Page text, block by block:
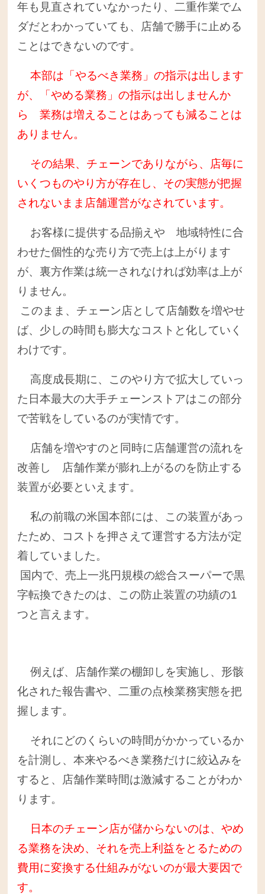
年も見直されていなかったり、二重作業でム
ダだとわかっていても、店舗で勝手に止める
ことはできないのです。
本部は「やるべき業務」の指示は出します
が、「やめる業務」の指示は出しませんか
ら 業務は増えることはあっても減ることは
ありません。
その結果、チェーンでありながら、店毎に
いくつものやり方が存在し、その実態が把握
されないまま店舗運営がなされています。
お客様に提供する品揃えや 地域特性に合
わせた個性的な売り方で売上は上がります
が、裏方作業は統一されなければ効率は上が
りません。
このまま、チェーン店として店舗数を増やせ
ば、少しの時間も膨大なコストと化していく
わけです。
高度成長期に、このやり方で拡大していっ
た日本最大の大手チェーンストアはこの部分
で苦戦をしているのが実情です。
店舗を増やすのと同時に店舗運営の流れを
改善し 店舗作業が膨れ上がるのを防止する
装置が必要といえます。
私の前職の米国本部には、この装置があっ
たため、コストを押さえて運営する方法が定
着していました。
国内で、売上一兆円規模の総合スーパーで黒
字転換できたのは、この防止装置の功績の1
つと言えます。
例えば、店舗作業の棚卸しを実施し、形骸
化された報告書や、二重の点検業務実態を把
握します。
それにどのくらいの時間がかかっているか
を計測し、本来やるべき業務だけに絞込みを
すると、店舗作業時間は激減することがわか
ります。
日本のチェーン店が儲からないのは、やめ
る業務を決め、それを売上利益をとるための
費用に変換する仕組みがないのが最大要因で
す。